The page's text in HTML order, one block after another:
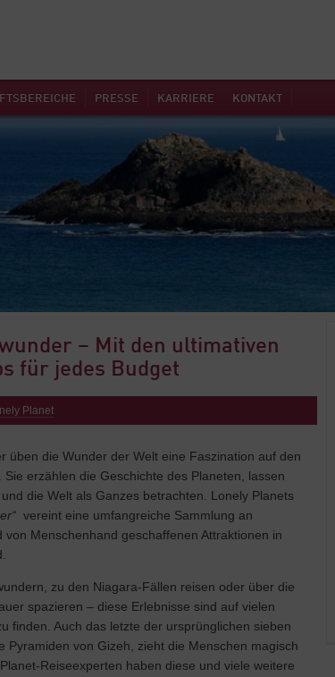
PRESSE KARRIERE KONTAKT
– Mit den ultimativen
für jedes Budget
Planet
üben die Wunder der Welt eine Faszination auf den
Sie erzählen die Geschichte des Planeten, lassen
die Welt als Ganzes betrachten. Lonely Planets
vereint eine umfangreiche Sammlung an
von Menschenhand geschaffenen Attraktionen in
zu den Niagara-Fällen reisen oder über die
spazieren – diese Erlebnisse sind auf vielen
finden. Auch das letzte der ursprünglichen sieben
Pyramiden von Gizeh, zieht die Menschen magisch
Reiseexperten haben diese und viele weitere